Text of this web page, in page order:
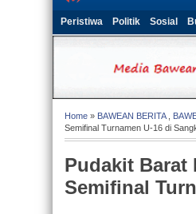
Peristiwa Politik Sosial
Home » BAWEAN BERITA,
Semifinal Turnamen U-16 di
Pudakit Barat
Semifinal